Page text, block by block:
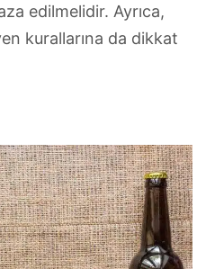
edilmelidir. Ayrıca,
kurallarına da dikkat